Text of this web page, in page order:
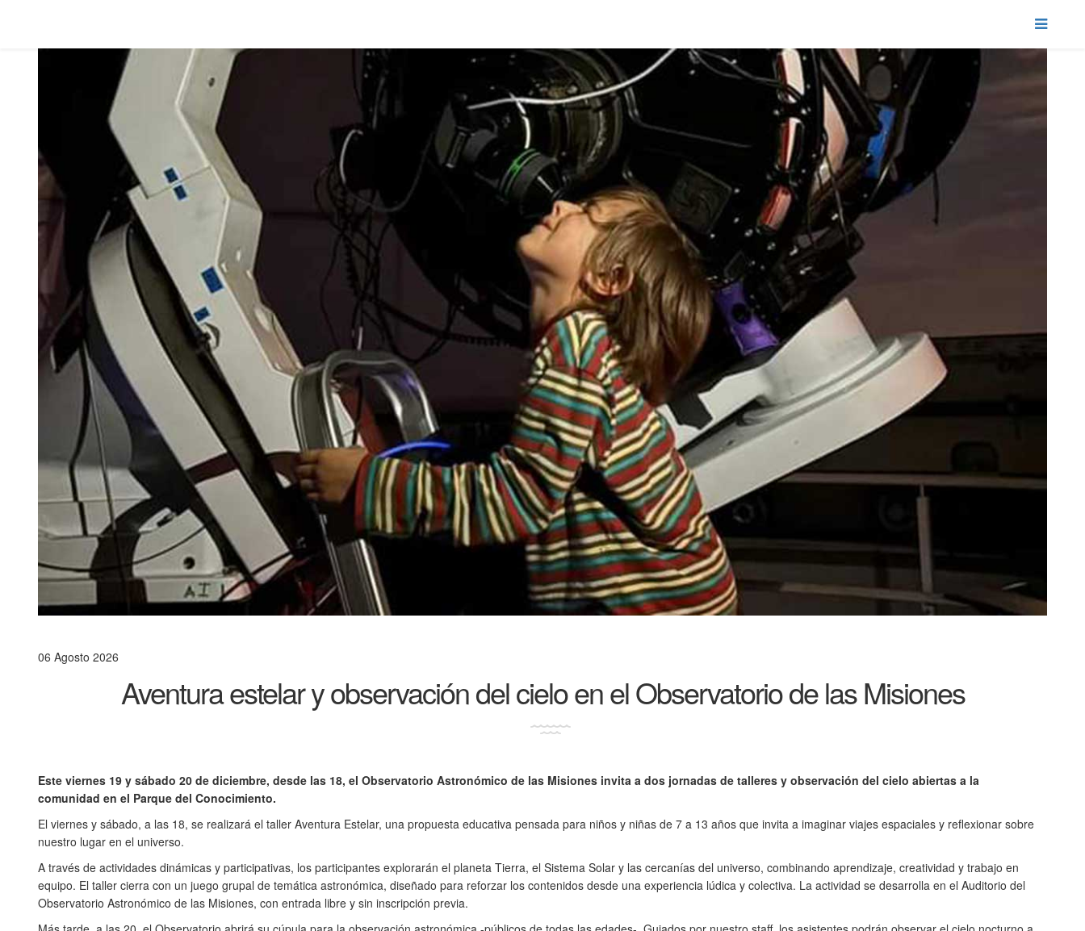
06 Agosto 2026
Aventura estelar y observación del cielo en el Observatorio de las Misiones
Este viernes 19 y sábado 20 de diciembre, desde las 18, el Observatorio Astronómico de las Misiones invita a dos jornadas de talleres y observación del cielo abiertas a la
comunidad en el Parque del Conocimiento.
El viernes y sábado, a las 18, se realizará el taller Aventura Estelar, una propuesta educativa pensada para niños y niñas de 7 a 13 años que invita a imaginar viajes espaciales y reflexionar sobre
nuestro lugar en el universo.
A través de actividades dinámicas y participativas, los participantes explorarán el planeta Tierra, el Sistema Solar y las cercanías del universo, combinando aprendizaje, creatividad y trabajo en
equipo. El taller cierra con un juego grupal de temática astronómica, diseñado para reforzar los contenidos desde una experiencia lúdica y colectiva. La actividad se desarrolla en el Auditorio del
Observatorio Astronómico de las Misiones, con entrada libre y sin inscripción previa.